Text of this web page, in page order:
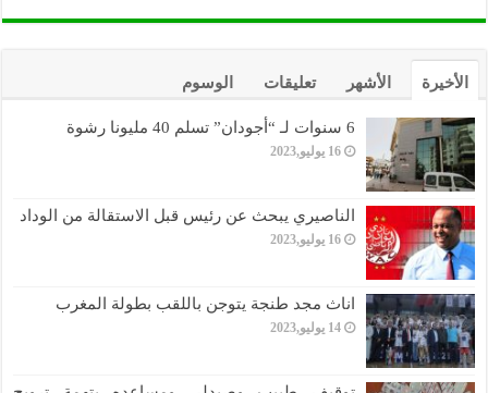
الأخيرة الأشهر تعليقات الوسوم
6 سنوات لـ “أجودان” تسلم 40 مليونا رشوة
16 يوليو,2023
الناصيري يبحث عن رئيس قبل الاستقالة من الوداد
16 يوليو,2023
اناث مجد طنجة يتوجن باللقب بطولة المغرب
14 يوليو,2023